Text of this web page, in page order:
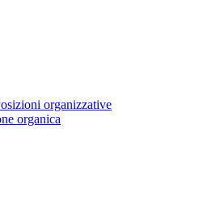
organizzative
organica